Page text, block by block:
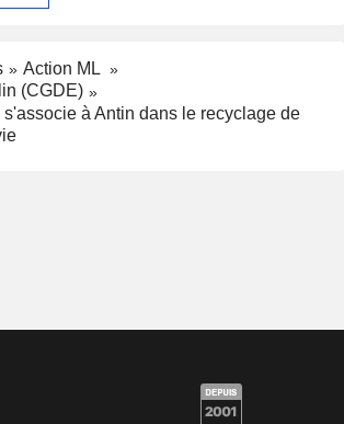
Action ML
(CGDE)
à Antin dans le recyclage de